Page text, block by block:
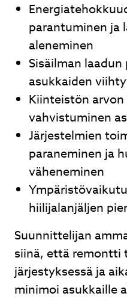
parantuminen ja
aleneminen
Sisäilman
asukkaiden
Kiinteistön
vahvistuminen
Järjestelmien
paraneminen ja
väheneminen
hiilijalanjäljen
Suunnittelijan
siinä, että remontti
järjestyksessä ja
minimoi asukkaille